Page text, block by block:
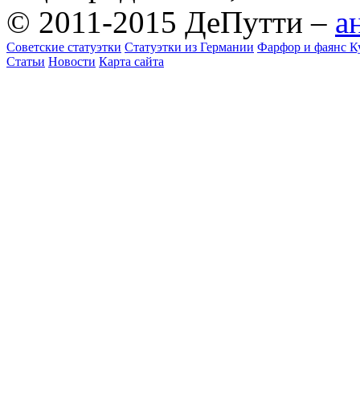
© 2011-2015 ДеПутти –
Советские статуэтки Статуэтки из Германии Фарфор и фаянс
Статьи Новости Карта сайта